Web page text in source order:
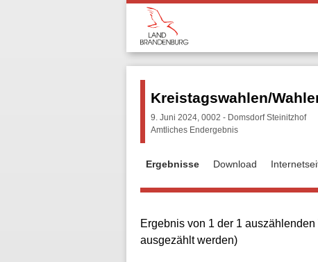
Kreistagswahlen/
9. Juni 2024, 0002 - Domsdorf Steinitzhof
Amtliches Endergebnis
Ergebnisse Download
Ergebnis von 1 der 1
ausgezählt werden)